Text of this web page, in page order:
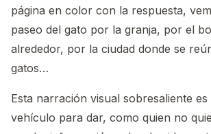
página en color con la respuesta,
paseo del gato por la granja, por el
alrededor, por la ciudad donde se
gatos…
Esta narración visual sobresaliente
vehículo para dar, como quien no